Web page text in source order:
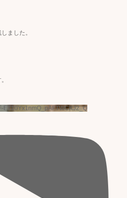
ました。
ET10Yx1nmQ_pAFTWCKJ2_Q